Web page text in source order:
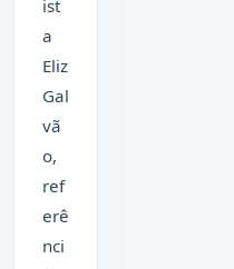
ist
a
Eliz
Gal
vã
o,
ref
erê
nci